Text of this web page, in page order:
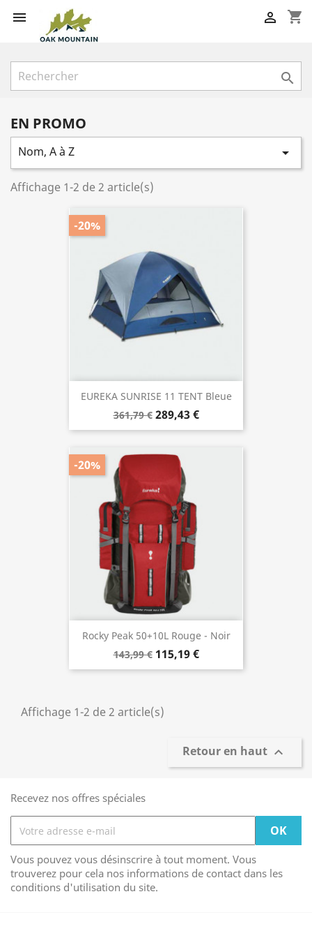
 shopping_cart


EN PROMO
Nom, A à Z 
Affichage 1-2 de 2 article(s)
EUREKA SUNRISE 11 TENT Bleue
361,79 € 289,43 €
-20%
Rocky Peak 50+10L Rouge - Noir
143,99 € 115,19 €
-20%
Affichage 1-2 de 2 article(s)
Retour en haut 
Recevez nos offres spéciales
Vous pouvez vous désinscrire à tout moment. Vous
trouverez pour cela nos informations de contact dans les
conditions d'utilisation du site.